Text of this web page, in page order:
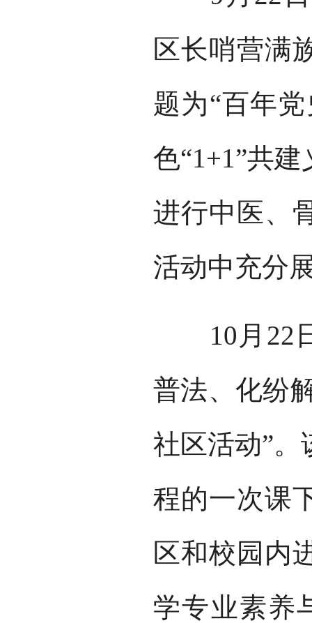
区长哨营满
题为“百年
色“1+1”共
进行中医、
活动中充分
10月22日
普法、化纷
社区活动”。
程的一次课
区和校园内
学专业素养